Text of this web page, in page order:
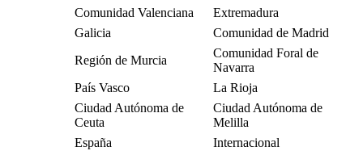
Comunidad Valenciana
Extremadura
Galicia
Comunidad de Madrid
Región de Murcia
Comunidad Foral de
Navarra
País Vasco
La Rioja
Ciudad Autónoma de
Ceuta
Ciudad Autónoma de
Melilla
España
Internacional